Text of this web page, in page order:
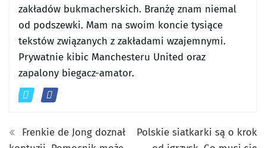
zakładów bukmacherskich. Branżę znam niemal
od podszewki. Mam na swoim koncie tysiące
tekstów związanych z zakładami wzajemnymi.
Prywatnie kibic Manchesteru United oraz
zapalony biegacz-amator.
Frenkie de Jong doznał
Polskie siatkarki są o krok